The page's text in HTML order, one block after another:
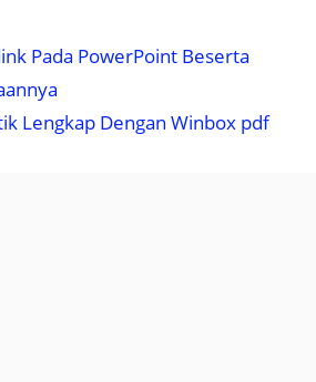
Pada PowerPoint Beserta
Lengkap Dengan Winbox pdf